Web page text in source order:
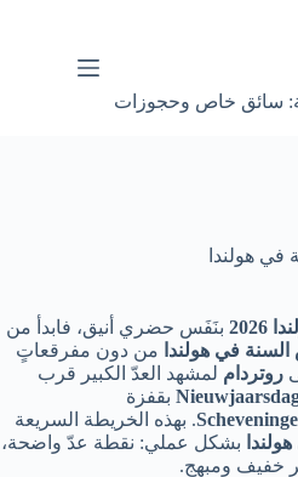
سائق خاص وحجوزات
في هولندا
بنَفَس حضري أنيق، فابدأ من
في هولندا من دون مفرقعاتٍ
روتردام لمشهد العدّ الكبير قرب
بقفزة
. بهذه الخريطة السريعة
بشكل عملي: نقطة عدّ واضحة،